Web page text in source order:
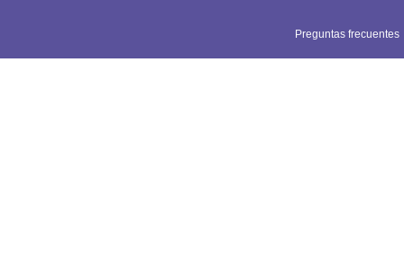
Preguntas frecuentes